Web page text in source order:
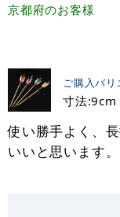
京都府のお客様
ご購入バリ
寸法:9cm
使い勝手よく、長
いいと思います。